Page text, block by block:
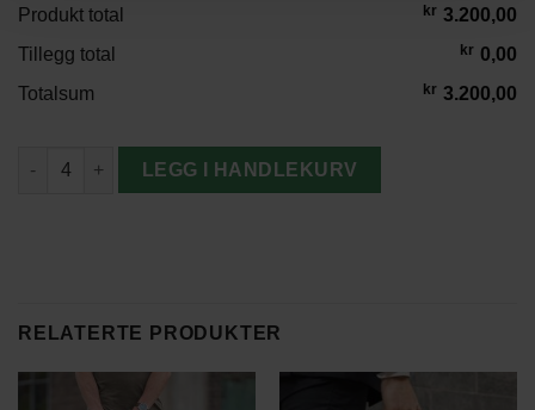
Produkt total kr 3.200,00
Tillegg total
kr 0,00
Totalsum
kr 3.200,00
Leatherman Rev Multi-Tool m/14 verktøy antall
LEGG I HANDLEKURV
RELATERTE PRODUKTER